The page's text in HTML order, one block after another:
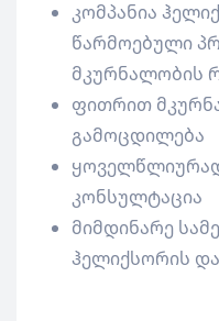
კომპანია
წარმოებული
მკურნალობის
ფითრით
გამოცდილება
კონსულტაცია
მიმდინარე
ჰელიქსორის